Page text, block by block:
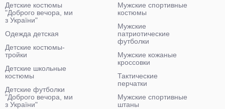
Детские костюмы
"Доброго вечора, ми
з України"
Одежда детская
Детские костюмы-
тройки
Детские школьные
костюмы
Детские футболки
"Доброго вечора, ми
з України"
Мужские спортивные
костюмы
Мужские
патриотические
футболки
Мужские кожаные
кроссовки
Тактические
перчатки
Мужские спортивные
штаны